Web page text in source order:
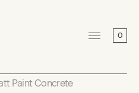
0
Paint Concrete